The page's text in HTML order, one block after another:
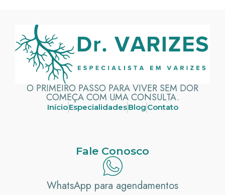
O PRIMEIRO PASSO PARA VIVER SEM DOR
COMEÇA COM UMA CONSULTA.
InícioEspecialidadesBlog Contato
Fale Conosco
WhatsApp para agendamentos